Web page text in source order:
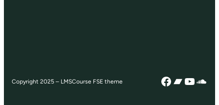
Copyright 2025 – LMSCourse FSE theme Facebook